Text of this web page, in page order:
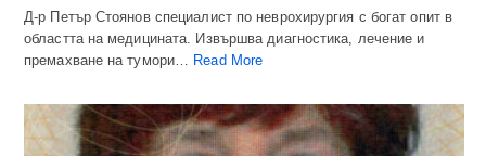
Д-р Петър Стоянов специалист по неврохирургия с богат опит в
областта на медицината. Извършва диагностика, лечение и
премахване на тумори…
Read More